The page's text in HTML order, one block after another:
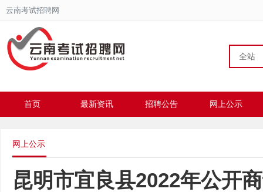
云南考试招聘网
全站
首页 最新资讯 招聘公告 网上公示
网上公示
昆明市宜良县2022年公开